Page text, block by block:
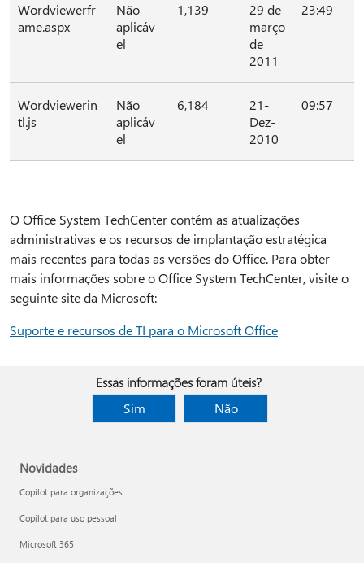
Wordviewerfr
ame.aspx
Não
aplicáv
el
1,139
29 de
março
de
2011
23:49
Wordviewerin
tl.js
Não
aplicáv
el
6,184
21-
Dez-
2010
09:57
O Office System TechCenter contém as atualizações
administrativas e os recursos de implantação estratégica
mais recentes para todas as versões do Office. Para obter
mais informações sobre o Office System TechCenter, visite o
seguinte site da Microsoft:
Suporte e recursos de TI para o Microsoft Office
Essas informações foram úteis?
Sim
Não
Novidades
Copilot para organizações
Copilot para uso pessoal
Microsoft 365